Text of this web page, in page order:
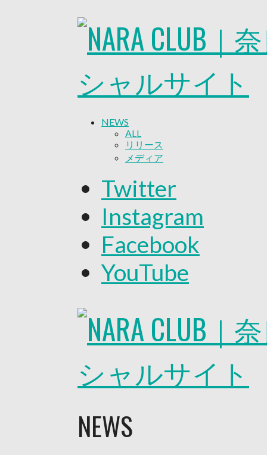
NEWS
ALL
リリース
メディア
グッズ
ファンコミュニティ
普及・育成
ホームタウン
コラム
その他
TEAM
2026/27トップチーム
2026/27トップチームスタッフ
チアダンススクール
ボランティアチーム「volundeer
HOMEGAME
観戦ルール＆マナー
ホームゲーム運営管理規定
写真・動画使用ガイドライン
ロートフィールド奈良
Twitter
Instagram
Facebook
YouTube
NEWS